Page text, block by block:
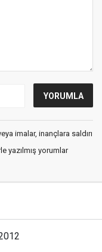
imalar, inançlara saldırı
yazılmış yorumlar